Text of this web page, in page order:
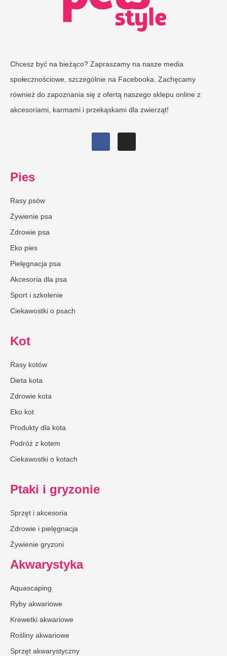
Chcesz być na bieżąco? Zapraszamy na nasze media
społecznościowe, szczególnie na Facebooka. Zachęcamy
również do zapoznania się z ofertą naszego sklepu online z
akcesoriami, karmami i przekąskami dla zwierząt!
Pies
Rasy psów
Żywienie psa
Zdrowie psa
Eko pies
Pielęgnacja psa
Akcesoria dla psa
Sport i szkolenie
Ciekawostki o psach
Kot
Rasy kotów
Dieta kota
Zdrowie kota
Eko kot
Produkty dla kota
Podróż z kotem
Ciekawostki o kotach
Ptaki i gryzonie
Sprzęt i akcesoria
Zdrowie i pielęgnacja
Żywienie gryzoni
Akwarystyka
Aquascaping
Ryby akwariowe
Krewetki akwariowe
Rośliny akwariowe
Sprzęt akwarystyczny